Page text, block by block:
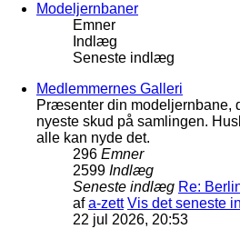
Modeljernbaner
Emner
Indlæg
Seneste indlæg
Medlemmernes Galleri
Præsenter din modeljernbane,
nyeste skud på samlingen.
alle kan nyde det.
296 Emner
2599 Indlæg
Seneste indlæg Re:
afa-zett Vis det seneste
22 jul 2026, 20:53